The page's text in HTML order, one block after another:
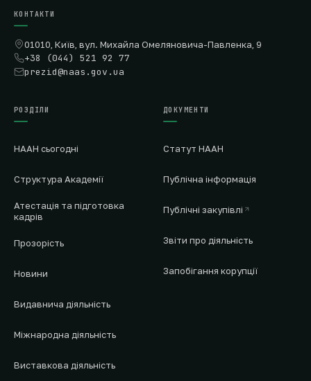
КОНТАКТИ
01010, Київ, вул. Михайла Омеляновича-Павленка, 9
+38 (044) 521 92 77
prezid@naas.gov.ua
РОЗДІЛИ
НААН сьогодні
Структура Академії
Атестація та підготовка
кадрів
Прозорість
Новини
Видавнича діяльність
Міжнародна діяльність
Виставкова діяльність
ДОКУМЕНТИ
Статут НААН
Публічна інформація
Публічні закупівлі
Звіти про діяльність
Запобігання корупції